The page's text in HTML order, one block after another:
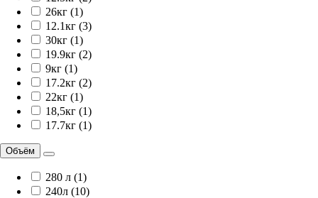
26кг (1)
12.1кг (3)
30кг (1)
19.9кг (2)
9кг (1)
17.2кг (2)
22кг (1)
18,5кг (1)
17.7кг (1)
Объём
280 л (1)
240л (10)